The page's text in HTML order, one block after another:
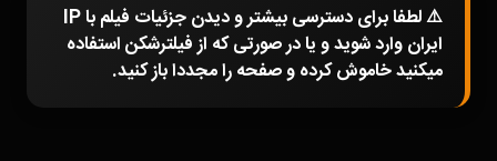
⚠️ لطفا برای دسترسی بیشتر و دیدن جزئیات فیلم با IP
ایران وارد شوید و یا در صورتی که از فیلترشکن استفاده
میکنید خاموش کرده و صفحه را مجددا باز کنید.